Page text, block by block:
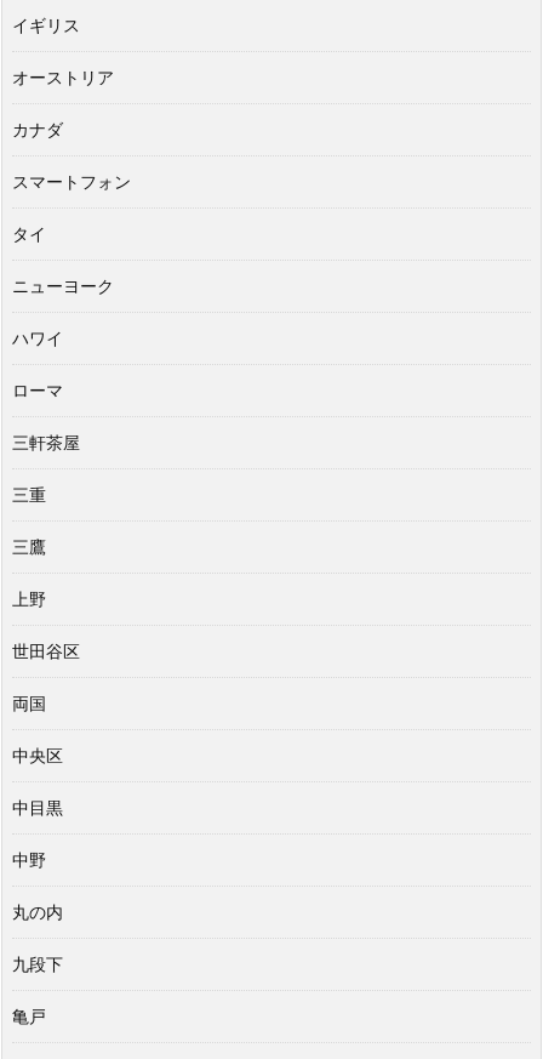
イギリス
オーストリア
カナダ
スマートフォン
タイ
ニューヨーク
ハワイ
ローマ
三軒茶屋
三重
三鷹
上野
世田谷区
両国
中央区
中目黒
中野
丸の内
九段下
亀戸